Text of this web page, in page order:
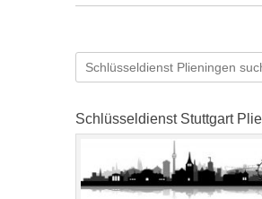
Suchen
nach:
Schlüsseldienst Stuttgart